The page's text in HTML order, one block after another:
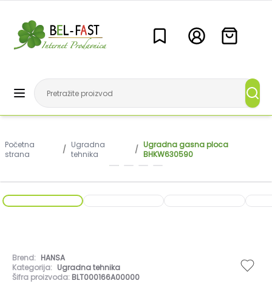
Početna
strana
/ Ugradna
tehnika
/ Ugradna gasna ploca
BHKW630590
Brend: HANSA
Kategorija: Ugradna tehnika
Šifra proizvoda: BLT000166A00000